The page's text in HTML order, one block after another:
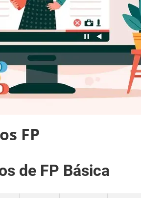
FP
de FP Básica